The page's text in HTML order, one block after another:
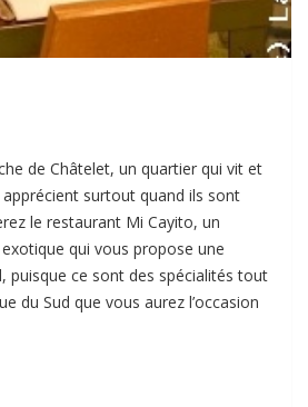
de Châtelet, un quartier qui vit et
surtout quand ils sont
le restaurant Mi Cayito, un
qui vous propose une
puisque ce sont des spécialités tout
du Sud que vous aurez l’occasion